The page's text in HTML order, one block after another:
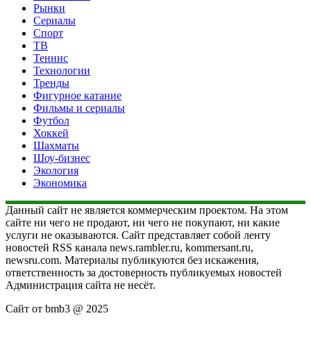
Рынки
Сериалы
Спорт
ТВ
Теннис
Технологии
Тренды
Фигурное катание
Фильмы и сериалы
Футбол
Хоккей
Шахматы
Шоу-бизнес
Экология
Экономика
Данный сайт не является коммерческим проектом. На этом
сайте ни чего не продают, ни чего не покупают, ни какие
услуги не оказываются. Сайт представляет собой ленту
новостей RSS канала news.rambler.ru, kommersant.ru,
newsru.com. Материалы публикуются без искажения,
ответственность за достоверность публикуемых новостей
Администрация сайта не несёт.
Сайт от bmb3 @ 2025